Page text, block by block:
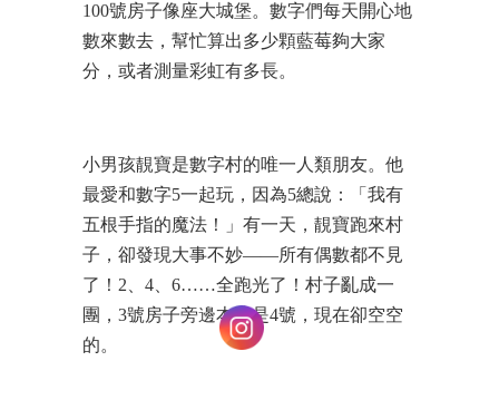
100號房子像座大城堡。數字們每天開心地
數來數去，幫忙算出多少顆藍莓夠大家
分，或者測量彩虹有多長。
小男孩靚寶是數字村的唯一人類朋友。他
最愛和數字5一起玩，因為5總說：「我有
五根手指的魔法！」有一天，靚寶跑來村
子，卻發現大事不妙——所有偶數都不見
了！2、4、6……全跑光了！村子亂成一
團，3號房子旁邊本該是4號，現在卻空空
的。